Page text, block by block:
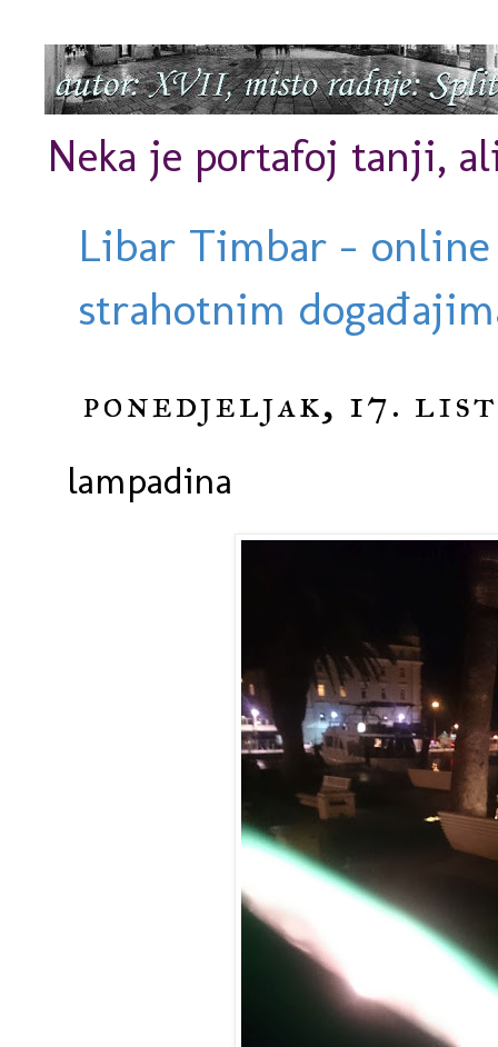
Neka je portafoj tanji,
Libar Timbar -
strahotnim
ponedjeljak, 17.
lampadina